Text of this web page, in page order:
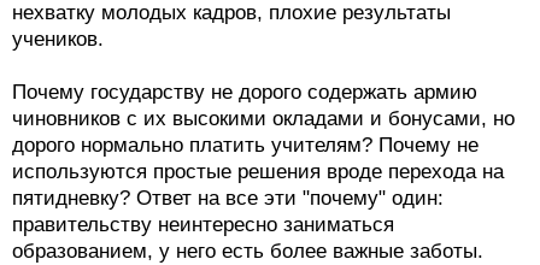
нехватку молодых кадров, плохие результаты
учеников.
Почему государству не дорого содержать армию
чиновников с их высокими окладами и бонусами, но
дорого нормально платить учителям? Почему не
используются простые решения вроде перехода на
пятидневку? Ответ на все эти "почему" один:
правительству неинтересно заниматься
образованием, у него есть более важные заботы.